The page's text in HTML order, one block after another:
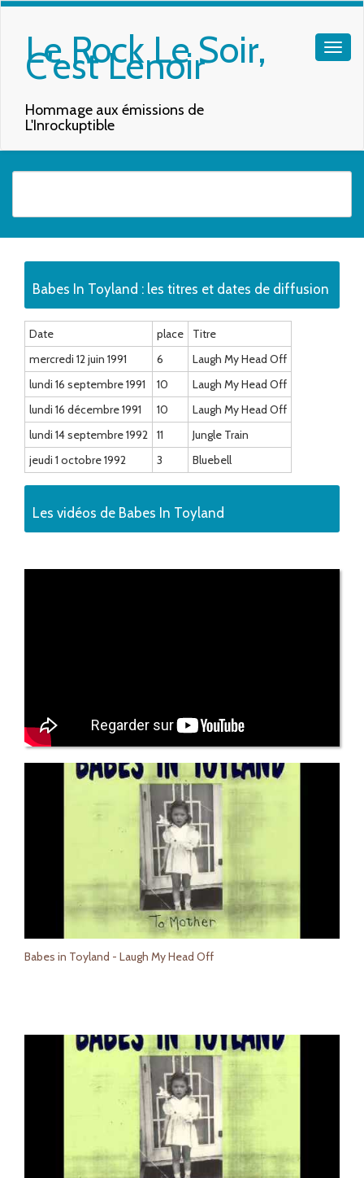
Le Rock Le Soir,
C'est Lenoir
Hommage aux émissions de
L'Inrockuptible
Babes In Toyland : les titres et dates de diffusion
Date place
Titre
mercredi 12 juin 1991
6
Laugh My Head Off
lundi 16 septembre 1991
10
Laugh My Head Off
lundi 16 décembre 1991
10
Laugh My Head Off
lundi 14 septembre 1992
11
Jungle Train
jeudi 1 octobre 1992
3 Bluebell
Les vidéos de Babes In Toyland
Babes in Toyland - Laugh My Head Off